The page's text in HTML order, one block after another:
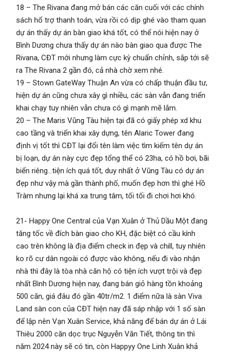
18 – The Rivana đang mở bán các căn cuối với các chính
sách hổ trợ thanh toán, vừa rồi có dịp ghé vào tham quan
dự án thấy dự án bàn giao khá tốt, có thể nói hiện nay ở
Bình Dương chưa thấy dự án nào bàn giao qua được The
Rivana, CĐT mới nhưng làm cực kỳ chuẩn chỉnh, sắp tới sẽ
ra The Rivana 2 gần đó, cả nhà chờ xem nhé.
19 – Stown GateWay Thuận An vừa có chấp thuận đầu tư,
hiện dự án cũng chưa xây gì nhiều, các sàn vẫn đang triển
khai chạy tuy nhiên vẫn chưa có gì mạnh mẽ lắm.
20 – The Maris Vũng Tàu hiện tại đã có giấy phép xd khu
cao tầng và triển khai xây dựng, tên Alaric Tower đang
định vị tốt thì CĐT lại đổi tên làm việc tìm kiếm tên dự án
bị loạn, dự án này cực đẹp tổng thể có 23ha, có hồ bơi, bãi
biển riêng…tiện ích quá tốt, duy nhất ở Vũng Tàu có dự án
đẹp như vậy mà gần thành phố, muốn đẹp hơn thì ghé Hồ
Tràm nhưng lại khá xa trung tâm, tối tối đi chơi hơi khó.
21- Happy One Central của Vạn Xuân ở Thủ Dầu Một đang
tăng tốc về đích bàn giao cho KH, đặc biệt có cầu kính
cao trên không là địa điểm check in đẹp và chill, tuy nhiên
ko rõ cư dân ngoài có được vào không, nếu đi vào nhận
nhà thì đây là tòa nhà căn hộ có tiện ích vượt trội và đẹp
nhất Bình Dương hiện nay, đang bán giỏ hàng tồn khoảng
500 căn, giá đâu đó gần 40tr/m2. 1 điểm nữa là sàn Viva
Land sàn con của CĐT hiện nay đã sáp nhập với 1 số sàn
để lập nên Vạn Xuân Service, khả năng để bán dự án ở Lái
Thiêu 2000 căn dọc trục Nguyễn Văn Tiết, thông tin thì
năm 2024 này sẽ có tin, còn Happyy One Linh Xuân khả